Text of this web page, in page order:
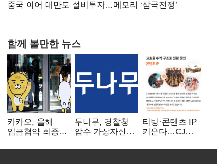
연 홈플러스
중국 이어 대만도 설비투자…메모리 ‘삼국전쟁’
함께 볼만한 뉴스
카카오, 올해
임금협약 최종
인상·격려금
두나무, 경찰청
압수 가상자산
커스터디 사업
티빙·콘텐츠 IP
키운다…CJ
글로벌 확장 가속